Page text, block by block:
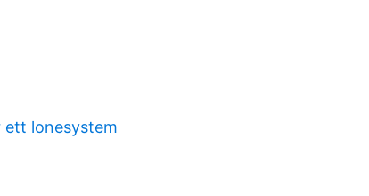
lonesystem